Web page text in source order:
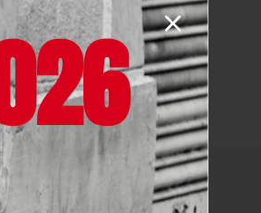
ainsi que le
population de près de